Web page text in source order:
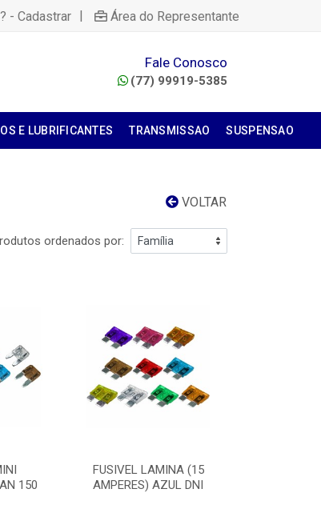
- Cadastrar | Área do Representante
Fale Conosco
(77) 99919-5385
E LUBRIFICANTES TRANSMISSAO SUSPENSAO
VOLTAR
ordenados por:
150
FUSIVEL LAMINA (15
AMPERES) AZUL DNI